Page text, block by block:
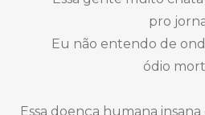
pro
Eu não entendo de
ódio
Essa doença humana